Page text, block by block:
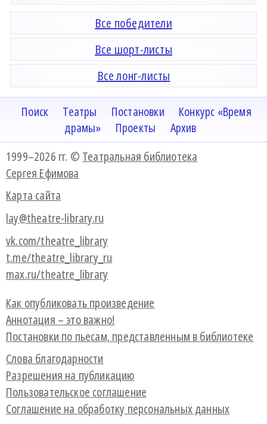
Все победители
Все шорт-листы
Все лонг-листы
Поиск Театры Постановки
Конкурс «Время
драмы»
Проекты
Архив
1999–2026 гг. © Театральная библиотека
Сергея Ефимова
Карта сайта
lay@theatre-library.ru
vk.com/theatre_library
t.me/theatre_library_ru
max.ru/theatre_library
Как опубликовать произведение
Аннотация – это важно!
Постановки по пьесам, представленным в библиотеке
Слова благодарности
Разрешения на публикацию
Пользовательское соглашение
Соглашение на обработку персональных данных